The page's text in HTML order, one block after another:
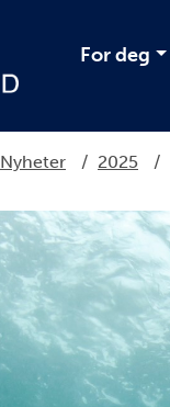
For deg
Nyheter / 2025 /